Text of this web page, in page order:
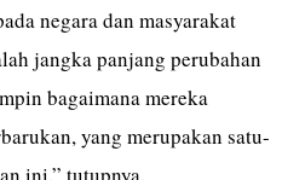
negara dan masyarakat
jangka panjang perubahan
bagaimana mereka
yang merupakan satu-